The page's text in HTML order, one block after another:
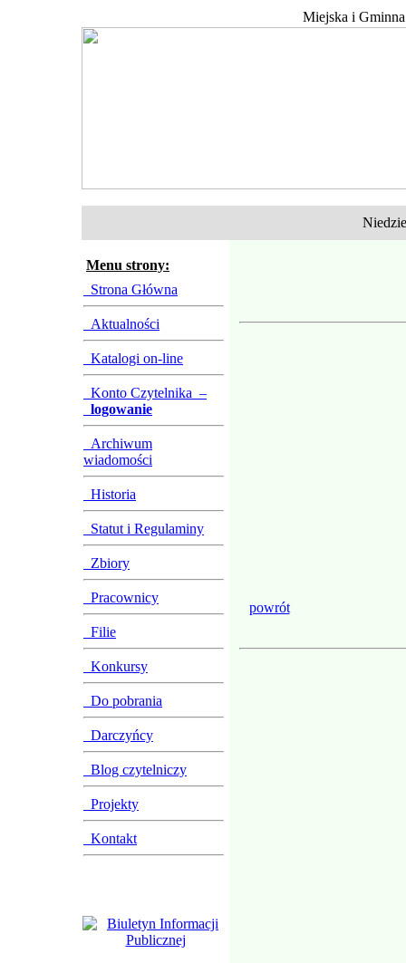
Miejska i
Menu strony:
Strona Główna
Aktualności
Katalogi on-line
Konto Czytelnika –
logowanie
Archiwum
wiadomości
Historia
Statut i Regulaminy
Zbiory
Pracownicy
Filie
Konkursy
Do pobrania
Darczyńcy
Blog czytelniczy
Projekty
Kontakt
powrót